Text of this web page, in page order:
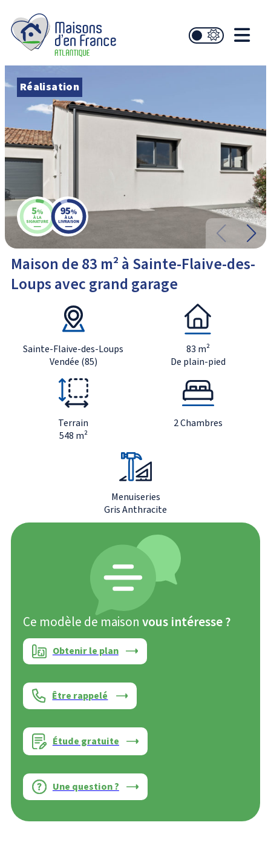
Réalisation
Maison de 83 m² à Sainte-Flaive-des-
Loups avec grand garage
Sainte-Flaive-des-Loups
Vendée (85)
83 m²
De plain-pied
Terrain
548 m²
2 Chambres
Menuiseries
Gris Anthracite
Ce modèle de maison vous intéresse ?
Obtenir le plan
Être rappelé
Étude gratuite
Une question ?